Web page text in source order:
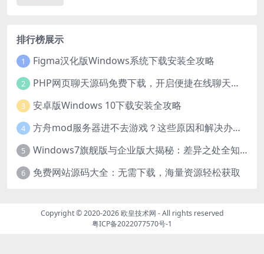
排行榜展示
1 Figma汉化版Windows系统下载安装全攻略
2 PHP网页聊天源码免费下载，开启便捷在线聊天开发之旅
3 安卓版Windows 10下载安装全攻略
4 方舟mod服务器进不去游戏？这些原因和解决办法你得知道
5 Windows7旗舰版与企业版大揭秘：差异之处全知晓
6 免费网站源码大全：无需下载，海量资源轻松获取
Copyright © 2020-2026欧皇技术网 - All rights reserved
粤ICP备2022077570号-1